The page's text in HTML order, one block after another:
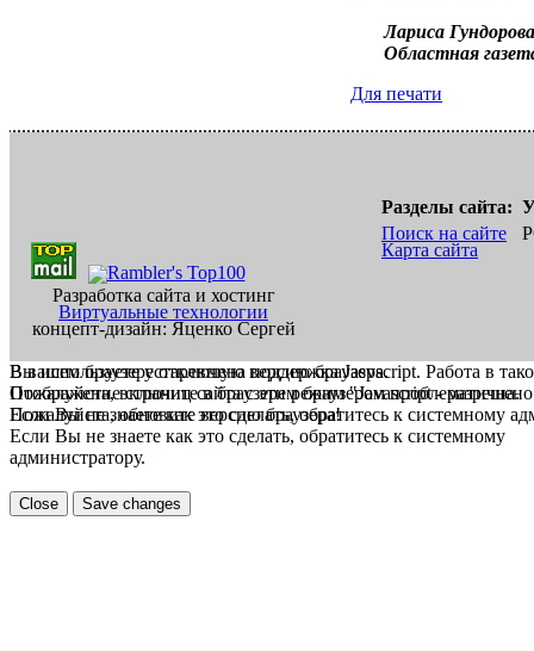
Лариса Гундорова
Областная
Для печати
Разработка сайта и хостинг
Виртуальные технологии
концепт-дизайн: Яценко Сергей
Разделы сайта:
Поиск на сайте
Карта сайта
В вашем браузере отключена поддержка Jasvscript. Работа в
Пожалуйста, включите в браузере режим "Javascript -
Если Вы не знаете как это сделать, обратитесь к системному
Вы используете устаревшую версию браузера.
Отображение страниц сайта с этим браузером проблематична.
Пожалуйста, обновите версию браузера!
Если Вы не знаете как это сделать, обратитесь к системному
администратору.
Close Save changes